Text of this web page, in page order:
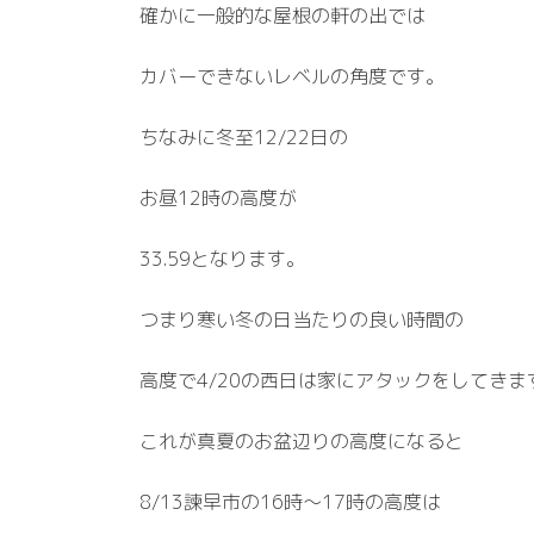
確かに一般的な屋根の軒の出では
カバーできないレベルの角度です。
ちなみに冬至12/22日の
お昼12時の高度が
33.59となります。
つまり寒い冬の日当たりの良い時間の
高度で4/20の西日は家にアタックをしてきま
これが真夏のお盆辺りの高度になると
8/13諫早市の16時～17時の高度は